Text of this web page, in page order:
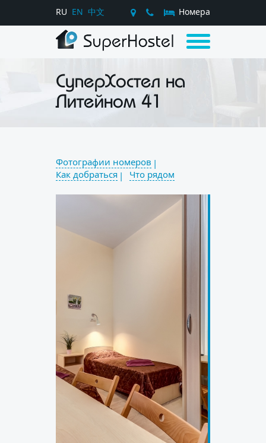
RU EN 中文 Номера
СуперХостел на
Литейном 41
Фотографии номеров
Как добраться
Что рядом